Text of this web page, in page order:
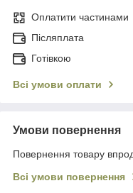
Оплатити частинами
Післяплата
Готівкою
Всі умови оплати
Умови повернення
Повернення товару
Всі умови повернення